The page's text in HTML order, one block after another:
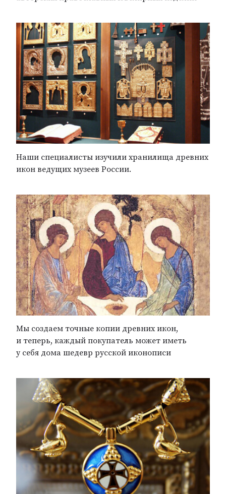
Наши специалисты изучили хранилища древних
икон ведущих музеев России.
Мы создаем точные копии древних икон,
и теперь, каждый покупатель может иметь
у себя дома шедевр русской иконописи